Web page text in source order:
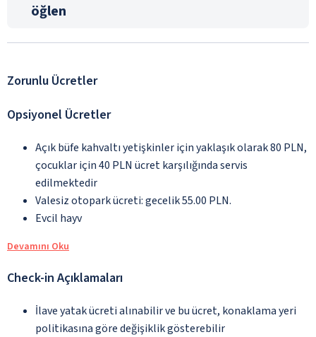
öğlen
Zorunlu Ücretler
Opsiyonel Ücretler
Açık büfe kahvaltı yetişkinler için yaklaşık olarak 80 PLN,
çocuklar için 40 PLN ücret karşılığında servis
edilmektedir
Valesiz otopark ücreti: gecelik 55.00 PLN.
Evcil hayv
Devamını Oku
Check-in Açıklamaları
İlave yatak ücreti alınabilir ve bu ücret, konaklama yeri
politikasına göre değişiklik gösterebilir